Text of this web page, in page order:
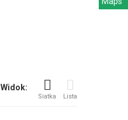
Widok:
Siatka Lista